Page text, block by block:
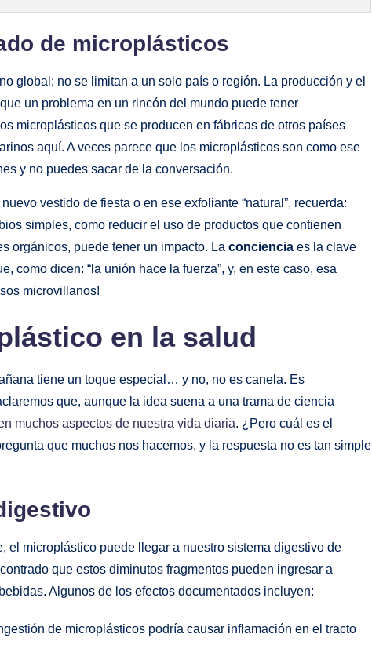
de microplásticos
global; no se limitan a un solo país o región. La producción y el
un problema en un rincón del mundo puede tener
microplásticos que se producen en fábricas de otros países
aquí. A veces parece que los microplásticos son como ese
y no puedes sacar de la conversación.
vestido de fiesta o en ese exfoliante “natural”, recuerda:
simples, como reducir el uso de productos que contienen
orgánicos, puede tener un impacto. La conciencia es la clave
como dicen: “la unión hace la fuerza”, y, en este caso, esa
microvillanos!
en la salud
tiene un toque especial… y no, no es canela. Es
que, aunque la idea suena a una trama de ciencia
muchos aspectos de nuestra vida diaria. ¿Pero cuál es el
que muchos nos hacemos, y la respuesta no es tan simple
el microplástico puede llegar a nuestro sistema digestivo de
que estos diminutos fragmentos pueden ingresar a
Algunos de los efectos documentados incluyen:
de microplásticos podría causar inflamación en el tracto